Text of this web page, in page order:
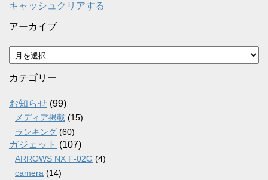
キャッシュクリアする
アーカイブ
ア
ー
カ
ブ
カテゴリー
お知らせ (99)
メディア掲載 (15)
ランキング (60)
ガジェット (107)
ARROWS NX F-02G (4)
camera (14)